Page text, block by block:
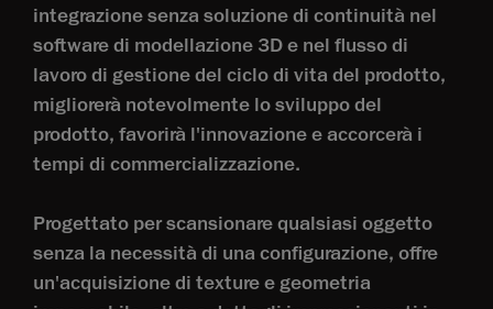
integrazione senza soluzione di continuità nel
software di modellazione 3D e nel flusso di
lavoro di gestione del ciclo di vita del prodotto,
migliorerà notevolmente lo sviluppo del
prodotto, favorirà l'innovazione e accorcerà i
tempi di commercializzazione.
Progettato per scansionare qualsiasi oggetto
senza la necessità di una configurazione, offre
un'acquisizione di texture e geometria